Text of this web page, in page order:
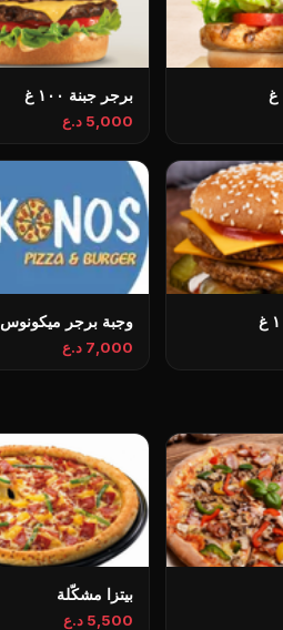
برجر جبنة ١٠٠ غ
5,000 د.ع
وجبة برجر ميكونوس ١٠٠ غ
7,000 د.ع
بيتزا مشكّلة
5,500 د.ع